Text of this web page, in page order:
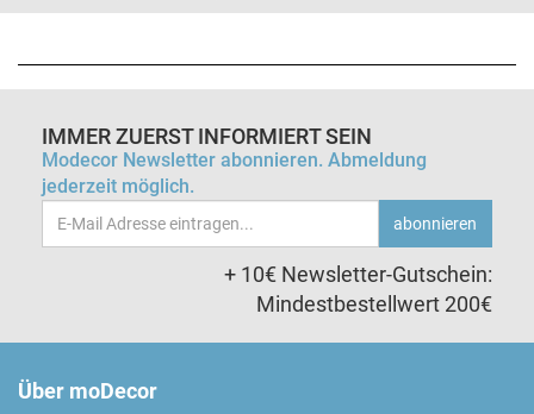
IMMER ZUERST INFORMIERT SEIN
Modecor Newsletter abonnieren. Abmeldung
jederzeit möglich.
Email-
Adresse
abonnieren
+ 10€ Newsletter-Gutschein:
Mindestbestellwert 200€
Über moDecor